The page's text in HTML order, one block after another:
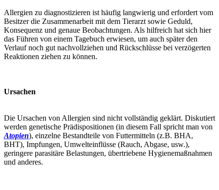
Allergien zu diagnostizieren ist häufig langwierig und erfordert vom
Besitzer die Zusammenarbeit mit dem Tierarzt sowie Geduld,
Konsequenz und genaue Beobachtungen. Als hilfreich hat sich hier
das Führen von einem Tagebuch erwiesen, um auch später den
Verlauf noch gut nachvollziehen und Rückschlüsse bei verzögerten
Reaktionen ziehen zu können.
Ursachen
Die Ursachen von Allergien sind nicht vollständig geklärt. Diskutiert
werden genetische Prädispositionen (in diesem Fall spricht man von
Atopien), einzelne Bestandteile von Futtermitteln (z.B. BHA,
BHT), Impfungen, Umwelteinflüsse (Rauch, Abgase, usw.),
geringere parasitäre Belastungen, übertriebene Hygienemaßnahmen
und anderes.